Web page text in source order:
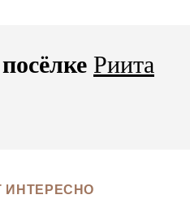
Риита
ИНТЕРЕСНО